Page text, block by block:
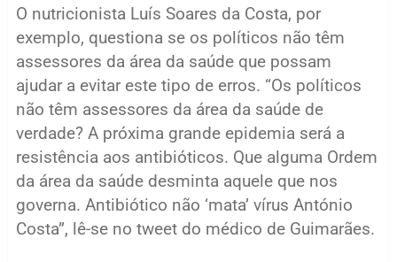
O nutricionista Luís Soares da Costa, por
exemplo, questiona se os políticos não têm
assessores da área da saúde que possam
ajudar a evitar este tipo de erros. “Os políticos
não têm assessores da área da saúde de
verdade? A próxima grande epidemia será a
resistência aos antibióticos. Que alguma Ordem
da área da saúde desminta aquele que nos
governa. Antibiótico não ‘mata’ vírus António
Costa”, lê-se no tweet do médico de Guimarães.